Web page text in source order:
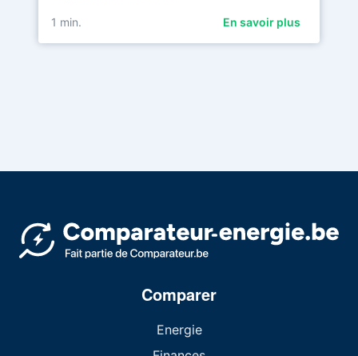
1 min. En savoir plus
Comparer
Energie